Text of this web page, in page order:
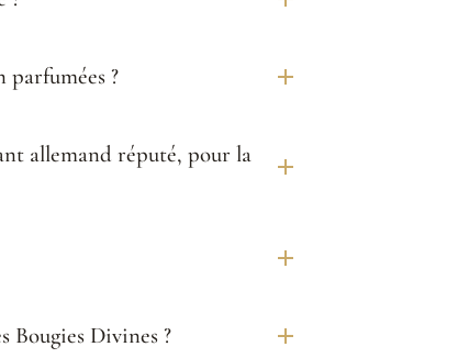
parfumées ?
allemand réputé, pour la
Bougies Divines ?